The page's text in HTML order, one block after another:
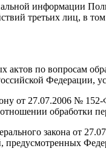
информации
третьих лиц, в
по вопросам
Федерации,
от 27.07.2006 №
обработки
закона от
предусмотренных